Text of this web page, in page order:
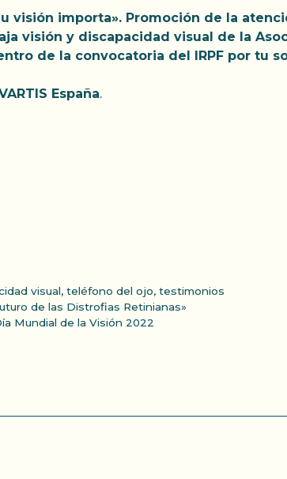
visión importa». Promoción de la
visión y discapacidad visual de la
de la convocatoria del IRPF por tu
España.
visual, teléfono del ojo, testimonios
de las Distrofias Retinianas»
Mundial de la Visión 2022